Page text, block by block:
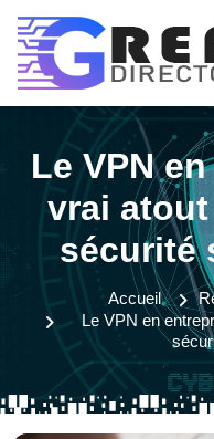
Le VPN
vrai
sécurité
Accueil
Le VPN en